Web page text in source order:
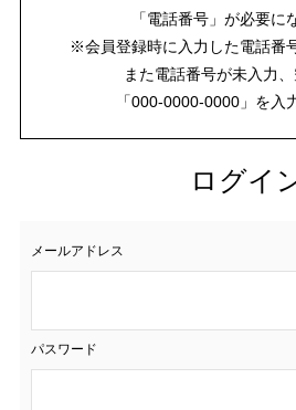
「電話番号」が必要に
※会員登録時に入力した電話番
また電話番号が未入力
「000-0000-0000」を入
ログイ
メールアドレス
パスワード